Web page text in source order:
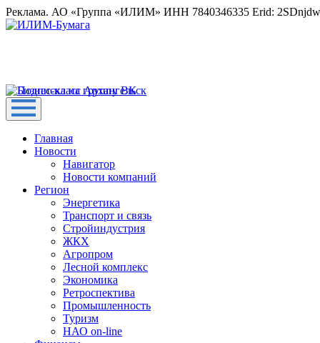
Реклама. АО «Группа «ИЛИМ» ИНН 7840346335 Erid:
Главная
Новости
Навигатор
Новости компаний
Регион
Энергетика
Транспорт и связь
Стройиндустрия
ЖКХ
Агропром
Лесной комплекс
Экономика
Ретроспектива
Промышленность
Туризм
НАО on-line